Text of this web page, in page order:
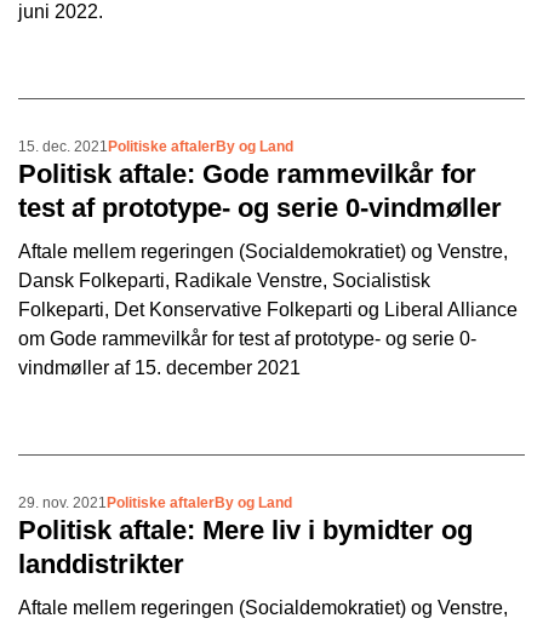
juni 2022.
15. dec. 2021 Politiske aftalerBy og Land
Politisk aftale: Gode rammevilkår for
test af prototype- og serie 0-vindmøller
Aftale mellem regeringen (Socialdemokratiet) og Venstre,
Dansk Folkeparti, Radikale Venstre, Socialistisk
Folkeparti, Det Konservative Folkeparti og Liberal Alliance
om Gode rammevilkår for test af prototype- og serie 0-
vindmøller af 15. december 2021
29. nov. 2021 Politiske aftalerBy og Land
Politisk aftale: Mere liv i bymidter og
landdistrikter
Aftale mellem regeringen (Socialdemokratiet) og Venstre,